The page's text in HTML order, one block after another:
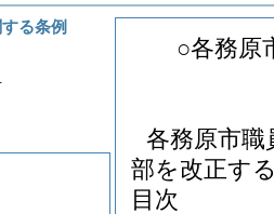
○各務原
各務原市職
部を改正す
目次
る条例